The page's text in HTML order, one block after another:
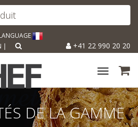
+41 22 990 20 20
|
Toggle
DE LA GAMME